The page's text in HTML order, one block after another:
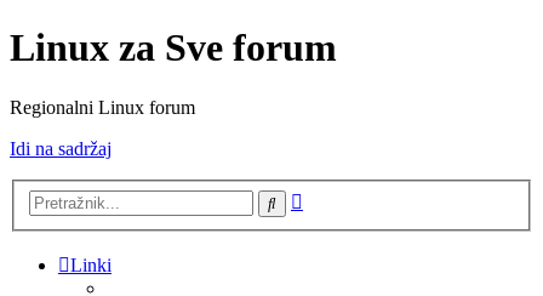
Linux za Sve forum
Regionalni Linux forum
Idi na sadržaj
Pretražnik
Linki